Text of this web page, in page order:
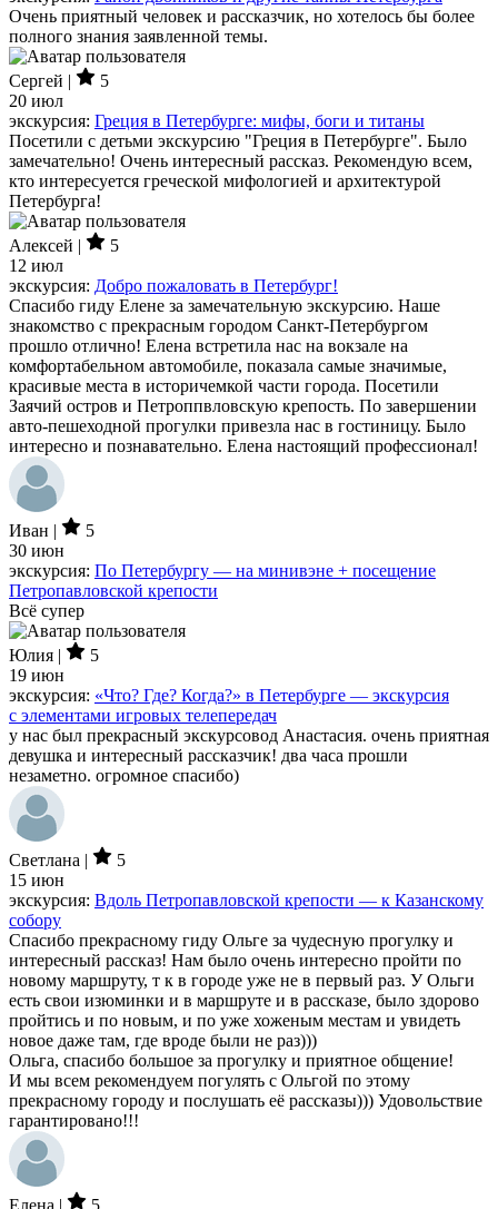
Очень приятный человек и рассказчик, но хотелось бы более
полного знания заявленной темы.
Сергей |
5
20 июл
экскурсия: Греция в Петербурге: мифы, боги и титаны
Посетили с детьми экскурсию "Греция в Петербурге". Было
замечательно! Очень интересный рассказ. Рекомендую всем,
кто интересуется греческой мифологией и архитектурой
Петербурга!
Алексей |
5
12 июл
экскурсия: Добро пожаловать в Петербург!
Спасибо гиду Елене за замечательную экскурсию. Наше
знакомство с прекрасным городом Санкт-Петербургом
прошло отлично! Елена встретила нас на вокзале на
комфортабельном автомобиле, показала самые значимые,
красивые места в историчемкой части города. Посетили
Заячий остров и Петроппвловскую крепость. По завершении
авто-пешеходной прогулки привезла нас в гостиницу. Было
интересно и познавательно. Елена настоящий профессионал!
Иван |
5
30 июн
экскурсия: По Петербургу — на минивэне + посещение
Петропавловской крепости
Всё супер
Юлия |
5
19 июн
экскурсия: «Что? Где? Когда?» в Петербурге — экскурсия
с элементами игровых телепередач
у нас был прекрасный экскурсовод Анастасия. очень приятная
девушка и интересный рассказчик! два часа прошли
незаметно. огромное спасибо)
Светлана |
5
15 июн
экскурсия: Вдоль Петропавловской крепости — к Казанскому
собору
Спасибо прекрасному гиду Ольге за чудесную прогулку и
интересный рассказ! Нам было очень интересно пройти по
новому маршруту, т к в городе уже не в первый раз. У Ольги
есть свои изюминки и в маршруте и в рассказе, было здорово
пройтись и по новым, и по уже хоженым местам и увидеть
новое даже там, где вроде были не раз)))
Ольга, спасибо большое за прогулку и приятное общение!
И мы всем рекомендуем погулять с Ольгой по этому
прекрасному городу и послушать её рассказы))) Удовольствие
гарантировано!!!
Елена |
5